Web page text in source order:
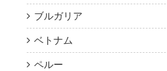
ブルガリア
ベトナム
ペルー